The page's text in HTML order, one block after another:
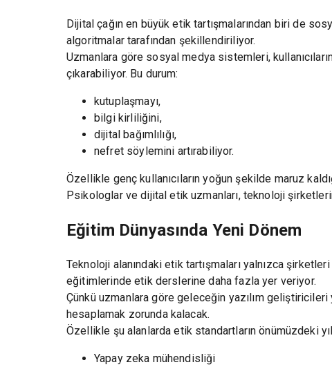
Dijital çağın en büyük etik tartışmalarından biri de
algoritmalar tarafından şekillendiriliyor.
Uzmanlara göre sosyal medya sistemleri,
çıkarabiliyor. Bu durum:
kutuplaşmayı,
bilgi kirliliğini,
dijital bağımlılığı,
nefret söylemini artırabiliyor.
Özellikle genç kullanıcıların yoğun şekilde maruz
Psikologlar ve dijital etik uzmanları, teknoloji
Eğitim Dünyasında Yeni Dönem
Teknoloji alanındaki etik tartışmaları yalnızca
eğitimlerinde etik derslerine daha fazla yer veriyor.
Çünkü uzmanlara göre geleceğin yazılım
hesaplamak zorunda kalacak.
Özellikle şu alanlarda etik standartların önümüzdeki
Yapay zeka mühendisliği